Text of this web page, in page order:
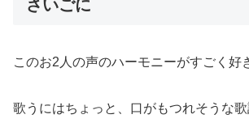
さいごに
このお2人の声のハーモニーがすごく好
歌うにはちょっと、口がもつれそうな